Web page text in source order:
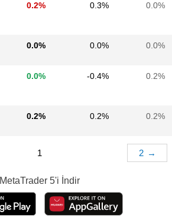
0.2% 0.3% 0.0%
0.0% 0.0% 0.0%
0.0% -0.4% 0.2%
0.2% 0.2% 0.2%
1 2 →
MetaTrader 5'i İndir